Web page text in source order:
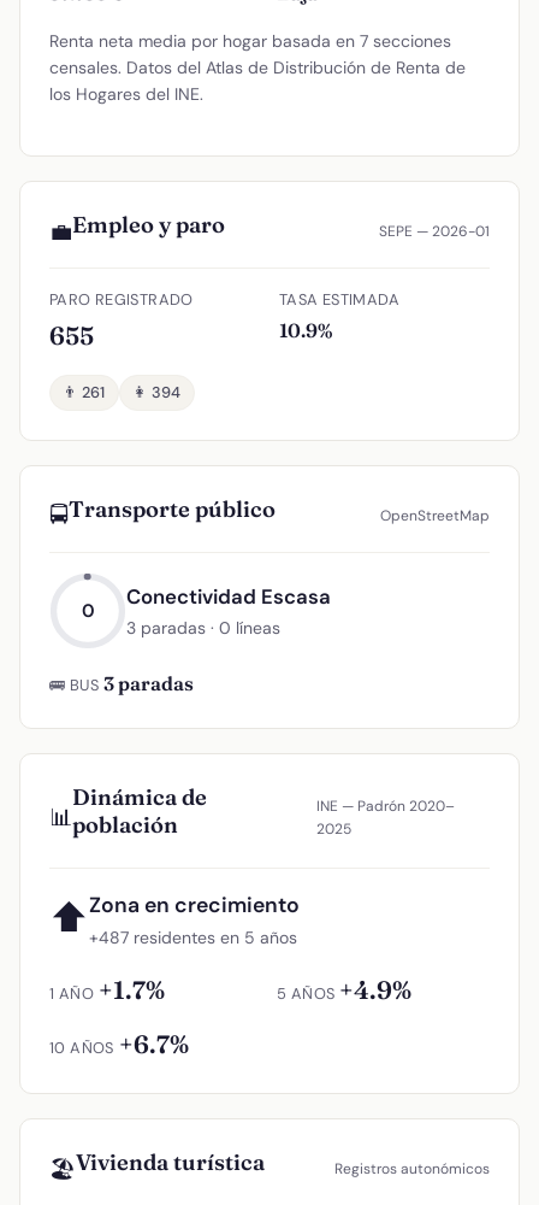
Renta neta media por hogar basada en 7 secciones
censales. Datos del Atlas de Distribución de Renta de
los Hogares del INE.
💼Empleo y paro SEPE — 2026-01
PARO REGISTRADO
655
TASA ESTIMADA
10.9%
👨 261 👩 394
🚍Transporte público OpenStreetMap
0
Conectividad Escasa
3 paradas · 0 líneas
🚌 BUS 3 paradas
📊
Dinámica de
población
INE — Padrón 2020–
2025
⬆Zona en crecimiento
+487 residentes en 5 años
1 AÑO +1.7% 5 AÑOS +4.9%
10 AÑOS +6.7%
🏖️Vivienda turística Registros autonómicos